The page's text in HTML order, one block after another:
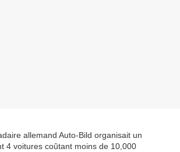
allemand Auto-Bild organisait un
4 voitures coûtant moins de 10,000